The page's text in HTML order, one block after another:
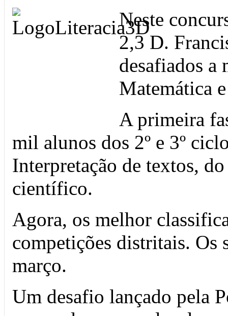
Neste
2,3 D.
desafiados a
Matemática
A primeira
mil alunos dos 2º e 3º
Interpretação de textos,
científico.
Agora, os melhor
competições distritais. Os
março.
Um desafio lançado pela